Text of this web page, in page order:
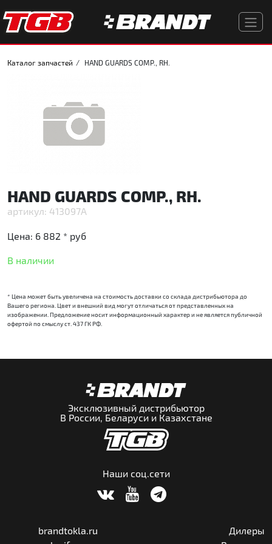
Каталог запчастей HAND GUARDS COMP., RH.
HAND GUARDS COMP., RH.
413097A
Цена: 6 882 * руб
В наличии
* Цена может быть увеличена на стоимость доставки со склада дистрибьютора до
Вашего региона. Цвет и внешний вид могут отличаться от представленных на
изображении. Предложение носит информационный характер и не является публичной
офертой по смыслу ст. 437 ГК РФ.
Эксклюзивный дистрибьютор
В России, Беларуси и Казахстане
Наши соц.сети
brandtokla.ru
Дилеры